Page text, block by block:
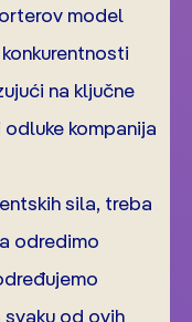
model
na ključne
kompanija
sila, treba
odredimo
od ovih